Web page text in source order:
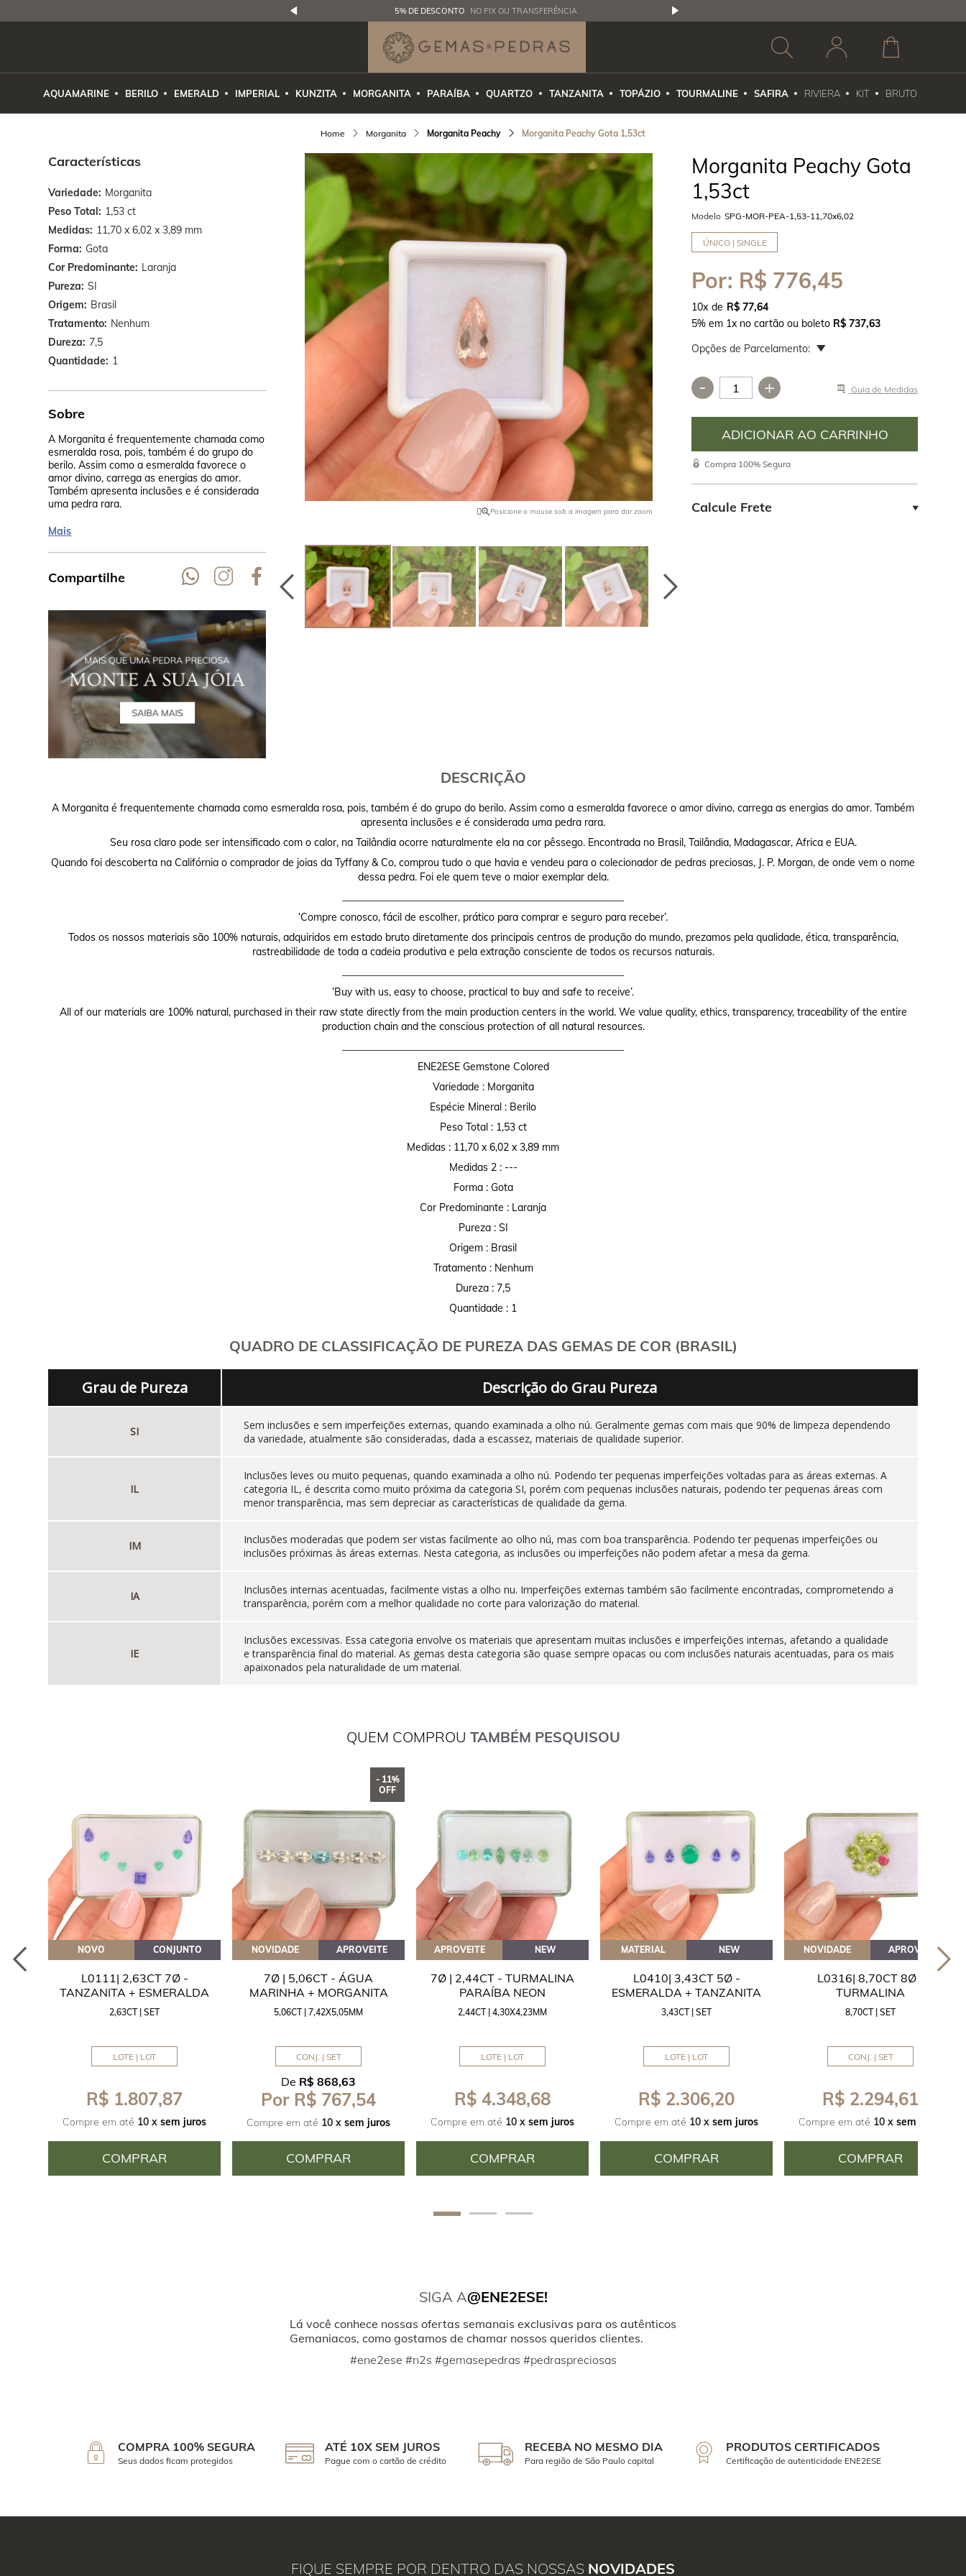
5% DE DESCONTO NO PIX OU TRANSFERÊNCIA
AQUAMARINE BERILO EMERALD IMPERIAL KUNZITA MORGANITA PARAÍBA QUARTZO TANZANITA TOPÁZIO TOURMALINE SAFIRA RIVIERA KIT BRUTO
Morganita Morganita Peachy Morganita Peachy Gota 1,53ct
Características
Variedade Morganita
Peso Total 1,53 ct
Medidas 11,70 x 6,02 x 3,89 mm
Forma Gota
Cor Predominante Laranja
Pureza SI
Origem Brasil
Tratamento Nenhum
Dureza 7,5
Quantidade 1
Sobre
A Morganita é frequentemente chamada como
esmeralda rosa, pois, também é do grupo do
berilo. Assim como a esmeralda favorece o
amor divino, carrega as energias do amor.
Também apresenta inclusões e é considerada
uma pedra rara.
Seu rosa claro pode ser intensificado com o
calor, na Tailândia ocorre naturalmente ela na
cor pêssego. Encontrada no Brasil, Tailândia,
Madagascar, Africa e EUA.
Quando foi descoberta na Califórnia o
comprador de joias da Tyffany & Co, comprou
tudo o que havia e vendeu para o colecionador
de pedras preciosas, J. P. Morgan, de onde vem
o nome dessa pedra. Foi ele quem teve o
maior exemplar dela.
Mais
Compartilhe
Posicione o mouse sob a imagem para dar zoom
Morganita Peachy Gota
1,53ct
Modelo SPG-MOR-PEA-1,53-11,70x6,02
ÚNICO | SINGLE
Por: R$ 776,45
10x
R$ 77,64
5% em 1x no cartão ou boleto R$ 737,63
Opções de Parcelamento:
- + Guia de Medidas
Compra 100% Segura
Calcule Frete
DESCRIÇÃO
A Morganita é frequentemente chamada como esmeralda rosa, pois, também é do grupo do berilo. Assim como a esmeralda favorece o amor divino, carrega as energias do amor. Também
apresenta inclusões e é considerada uma pedra rara.
Seu rosa claro pode ser intensificado com o calor, na Tailândia ocorre naturalmente ela na cor pêssego. Encontrada no Brasil, Tailândia, Madagascar, Africa e EUA.
Quando foi descoberta na Califórnia o comprador de joias da Tyffany & Co, comprou tudo o que havia e vendeu para o colecionador de pedras preciosas, J. P. Morgan, de onde vem o nome
dessa pedra. Foi ele quem teve o maior exemplar dela.
‘Compre conosco, fácil de escolher, prático para comprar e seguro para receber’.
Todos os nossos materiais são 100% naturais, adquiridos em estado bruto diretamente dos principais centros de produção do mundo, prezamos pela qualidade, ética, transparência,
rastreabilidade de toda a cadeia produtiva e pela extração consciente de todos os recursos naturais.
‘Buy with us, easy to choose, practical to buy and safe to receive’.
All of our materials are 100% natural, purchased in their raw state directly from the main production centers in the world. We value quality, ethics, transparency, traceability of the entire
production chain and the conscious protection of all natural resources.
ENE2ESE Gemstone Colored
Variedade : Morganita
Espécie Mineral : Berilo
Peso Total : 1,53 ct
Medidas : 11,70 x 6,02 x 3,89 mm
Medidas 2 : ---
Forma : Gota
Cor Predominante : Laranja
Pureza : SI
Origem : Brasil
Tratamento : Nenhum
Dureza : 7,5
Quantidade : 1
QUADRO DE CLASSIFICAÇÃO DE PUREZA DAS GEMAS DE COR (BRASIL)
Grau de Pureza Descrição do Grau Pureza
SI
Sem inclusões e sem imperfeições externas, quando examinada a olho nú. Geralmente gemas com mais que 90% de limpeza dependendo
da variedade, atualmente são consideradas, dada a escassez, materiais de qualidade superior.
IL
Inclusões leves ou muito pequenas, quando examinada a olho nú. Podendo ter pequenas imperfeições voltadas para as áreas externas. A
categoria IL, é descrita como muito próxima da categoria SI, porém com pequenas inclusões naturais, podendo ter pequenas áreas com
menor transparência, mas sem depreciar as características de qualidade da gema.
IM
Inclusões moderadas que podem ser vistas facilmente ao olho nú, mas com boa transparência. Podendo ter pequenas imperfeições ou
inclusões próximas às áreas externas. Nesta categoria, as inclusões ou imperfeições não podem afetar a mesa da gema.
IA
Inclusões internas acentuadas, facilmente vistas a olho nu. Imperfeições externas também são facilmente encontradas, comprometendo a
transparência, porém com a melhor qualidade no corte para valorização do material.
IE
Inclusões excessivas. Essa categoria envolve os materiais que apresentam muitas inclusões e imperfeições internas, afetando a qualidade
e transparência final do material. As gemas desta categoria são quase sempre opacas ou com inclusões naturais acentuadas, para os mais
apaixonados pela naturalidade de um material.
QUEM COMPROU TAMBÉM PESQUISOU
NOVO CONJUNTO
L0111| 2,63CT 7Ø -
TANZANITA + ESMERALDA
2,63CT | SET
LOTE | LOT
R$ 1.807,87
Compre em até 10 x sem juros
COMPRAR
- 11%
OFF
NOVIDADE APROVEITE
7Ø | 5,06CT - ÁGUA
MARINHA + MORGANITA
5,06CT | 7,42X5,05MM
CONJ. | SET
De R$ 868,63
Por R$ 767,54
Compre em até 10 x sem juros
COMPRAR
APROVEITE NEW
7Ø | 2,44CT - TURMALINA
PARAÍBA NEON
2,44CT | 4,30X4,23MM
LOTE | LOT
R$ 4.348,68
Compre em até 10 x sem juros
COMPRAR
MATERIAL NEW
L0410| 3,43CT 5Ø -
ESMERALDA + TANZANITA
3,43CT | SET
LOTE | LOT
R$ 2.306,20
Compre em até 10 x sem juros
COMPRAR
NOVIDADE APROVEITE
L0316| 8,70CT 8Ø -
TURMALINA
8,70CT | SET
CONJ. | SET
R$ 2.294,61
Compre em até 10 x sem juros
COMPRAR
SIGA A@ENE2ESE!
Lá você conhece nossas ofertas semanais exclusivas para os autênticos
Gemaniacos, como gostamos de chamar nossos queridos clientes.
#ene2ese #n2s #gemasepedras #pedraspreciosas
COMPRA 100% SEGURA
Seus dados ficam protegidos
ATÉ 10X SEM JUROS
Pague com o cartão de crédito
RECEBA NO MESMO DIA
Para região de São Paulo capital
PRODUTOS CERTIFICADOS
Certificação de autenticidade ENE2ESE
FIQUE SEMPRE POR DENTRO DAS NOSSAS NOVIDADES